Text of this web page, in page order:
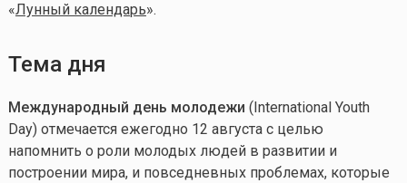
«Лунный календарь».
Тема дня
Международный день молодежи (International Youth
Day) отмечается ежегодно 12 августа с целью
напомнить о роли молодых людей в развитии и
построении мира, и повседневных проблемах, которые